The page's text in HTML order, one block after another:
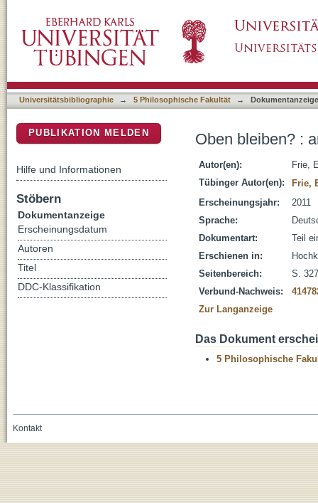
Universitätsbibliographie → 5 Philosophische Fakultät → Dokumentanzeige
Oben bleiben? :
Autor(en):
Frie,
Tübinger Autor(en):
Frie,
Erscheinungsjahr:
2011
Sprache:
Dokumentart:
Teil
Erschienen in:
Seitenbereich:
S.
Verbund-Nachweis:
Zur Langanzeige
Das Dokument
5 Philosophische
PUBLIKATION MELDEN
Hilfe und Informationen
Stöbern
Dokumentanzeige
Erscheinungsdatum
Autoren
Titel
DDC-Klassifikation
Kontakt